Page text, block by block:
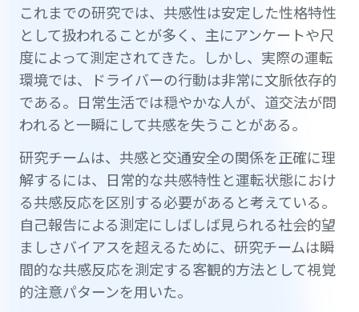
これまでの研究では、共感性は安定した性格特性
として扱われることが多く、主にアンケートや尺
度によって測定されてきた。しかし、実際の運転
環境では、ドライバーの行動は非常に文脈依存的
である。日常生活では穏やかな人が、道交法が問
われると一瞬にして共感を失うことがある。
研究チームは、共感と交通安全の関係を正確に理
解するには、日常的な共感特性と運転状態におけ
る共感反応を区別する必要があると考えている。
自己報告による測定にしばしば見られる社会的望
ましさバイアスを超えるために、研究チームは瞬
間的な共感反応を測定する客観的方法として視覚
的注意パターンを用いた。